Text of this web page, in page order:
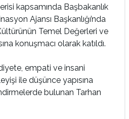
kapsamında Başbakanlık
Ajansı Başkanlığı’nda
Temel Değerleri ve
konuşmacı olarak katıldı.
empati ve insani
ile düşünce yapısına
bulunan Tarhan